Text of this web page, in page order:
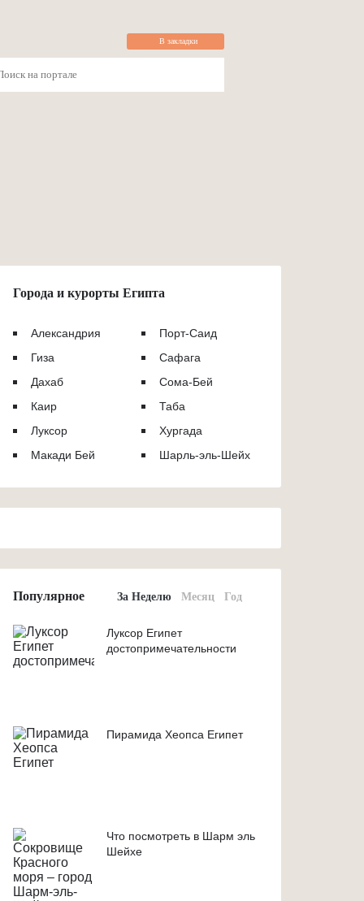
В закладки
Города и курорты Египта
Александрия
Гиза
Дахаб
Каир
Луксор
Макади Бей
Порт-Саид
Сафага
Сома-Бей
Таба
Хургада
Шарль-эль-Шейх
Популярное За Неделю Месяц Год
Луксор Египет
достопримечательности
Пирамида Хеопса Египет
Что посмотреть в Шарм эль
Шейхе